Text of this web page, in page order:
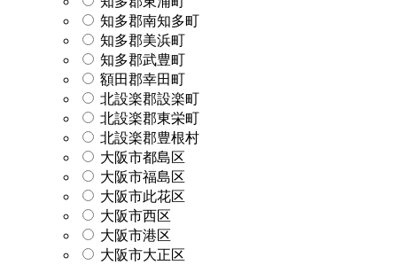
知多郡南知多町
知多郡美浜町
知多郡武豊町
額田郡幸田町
北設楽郡設楽町
北設楽郡東栄町
北設楽郡豊根村
大阪市都島区
大阪市福島区
大阪市此花区
大阪市西区
大阪市港区
大阪市大正区